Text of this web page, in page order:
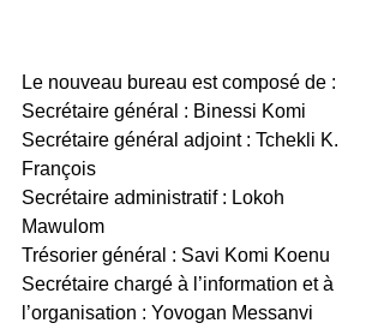
Le nouveau bureau est composé de :
Secrétaire général : Binessi Komi
Secrétaire général adjoint : Tchekli K.
François
Secrétaire administratif : Lokoh
Mawulom
Trésorier général : Savi Komi Koenu
Secrétaire chargé à l’information et à
l’organisation : Yovogan Messanvi